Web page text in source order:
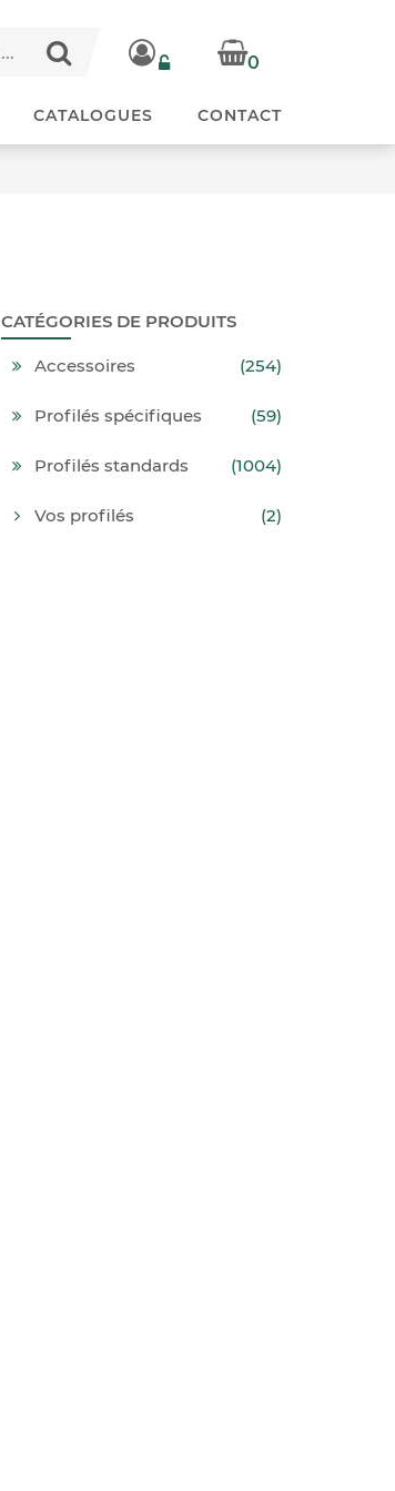
0
CATALOGUES CONTACT
CATÉGORIES DE PRODUITS
Accessoires (254)
Profilés spécifiques (59)
Profilés standards (1004)
Vos profilés (2)